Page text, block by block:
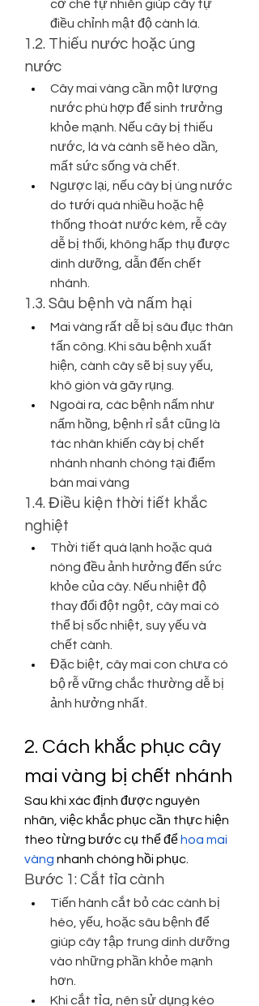
cơ chế tự nhiên giúp cây tự
điều chỉnh mật độ cành lá.
1.2. Thiếu nước hoặc úng
nước
Cây mai vàng cần một lượng
nước phù hợp để sinh trưởng
khỏe mạnh. Nếu cây bị thiếu
nước, lá và cành sẽ héo dần,
mất sức sống và chết.
Ngược lại, nếu cây bị úng nước
do tưới quá nhiều hoặc hệ
thống thoát nước kém, rễ cây
dễ bị thối, không hấp thụ được
dinh dưỡng, dẫn đến chết
nhánh.
1.3. Sâu bệnh và nấm hại
Mai vàng rất dễ bị sâu đục thân
tấn công. Khi sâu bệnh xuất
hiện, cành cây sẽ bị suy yếu,
khô giòn và gãy rụng.
Ngoài ra, các bệnh nấm như
nấm hồng, bệnh rỉ sắt cũng là
tác nhân khiến cây bị chết
nhánh nhanh chóng tại điểm
bán mai vàng
1.4. Điều kiện thời tiết khắc
nghiệt
Thời tiết quá lạnh hoặc quá
nóng đều ảnh hưởng đến sức
khỏe của cây. Nếu nhiệt độ
thay đổi đột ngột, cây mai có
thể bị sốc nhiệt, suy yếu và
chết cành.
Đặc biệt, cây mai con chưa có
bộ rễ vững chắc thường dễ bị
ảnh hưởng nhất.
2. Cách khắc phục cây
mai vàng bị chết nhánh
Sau khi xác định được nguyên
nhân, việc khắc phục cần thực hiện
theo từng bước cụ thể để hoa mai
vàng nhanh chóng hồi phục.
Bước 1: Cắt tỉa cành
Tiến hành cắt bỏ các cành bị
héo, yếu, hoặc sâu bệnh để
giúp cây tập trung dinh dưỡng
vào những phần khỏe mạnh
hơn.
Khi cắt tỉa, nên sử dụng kéo